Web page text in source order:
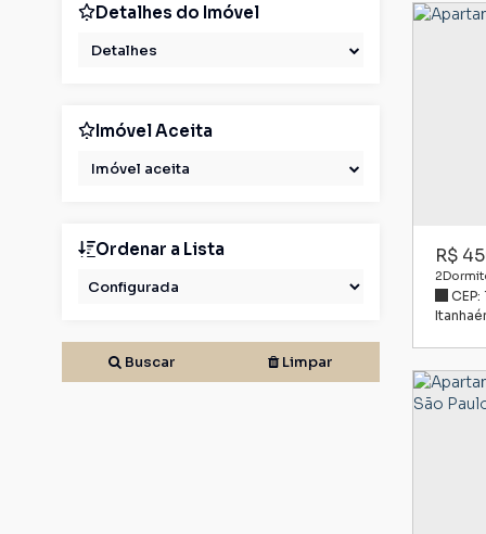
Detalhes do Imóvel
Detalhes
Imóvel Aceita
Imóvel aceita
Ordenar a Lista
Buscar Limpar
R$
CEP:
2